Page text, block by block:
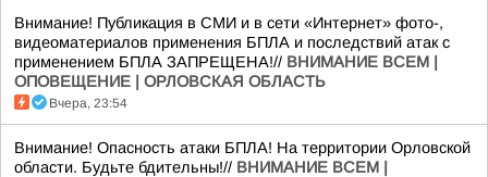
Внимание! Публикация в СМИ и в сети «Интернет» фото-,
видеоматериалов применения БПЛА и последствий атак с
применением БПЛА ЗАПРЕЩЕНА!// ВНИМАНИЕ ВСЕМ |
ОПОВЕЩЕНИЕ | ОРЛОВСКАЯ ОБЛАСТЬ
Вчера, 23:54
Внимание! Опасность атаки БПЛА! На территории Орловской
области. Будьте бдительны!// ВНИМАНИЕ ВСЕМ |